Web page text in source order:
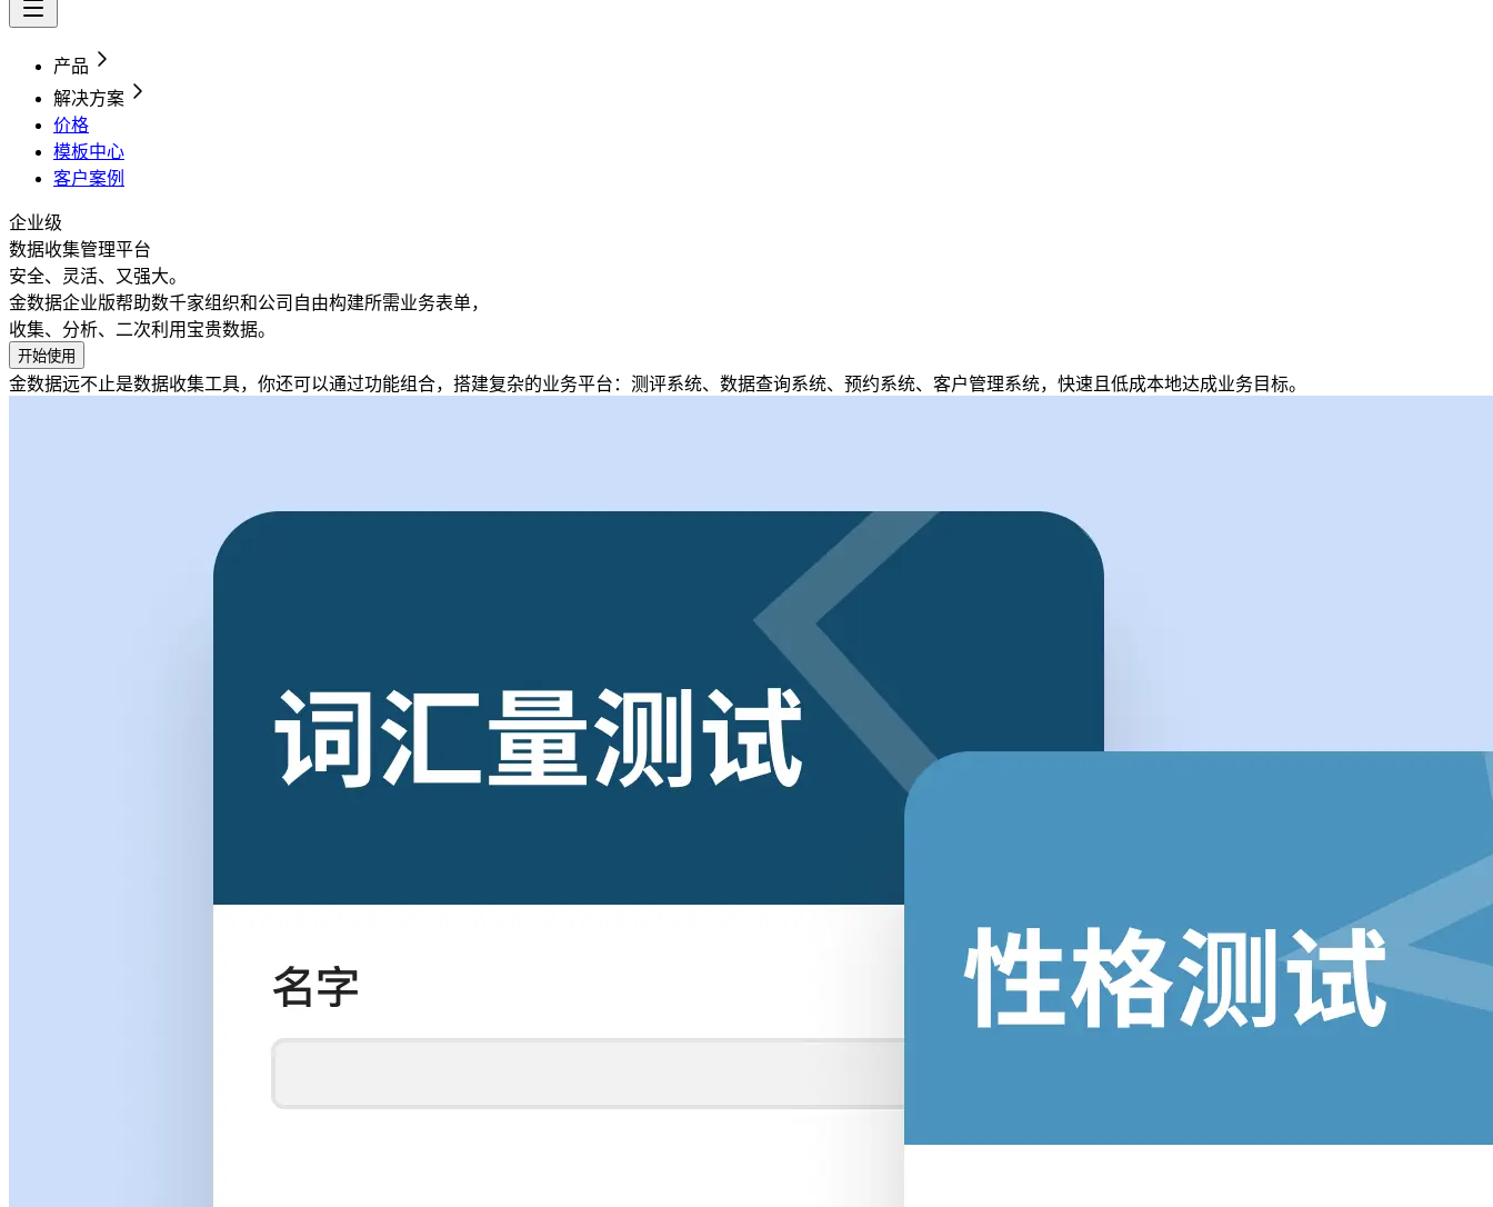
产品
解决方案
价格
模板中心
客户案例
企业级
数据收集管理平台
安全、灵活、又强大。
金数据企业版帮助数千家组织和公司自由构建所需业务表单，
收集、分析、二次利用宝贵数据。
开始使用
金数据远不止是数据收集工具，你还可以通过功能组合，搭建复杂的业务平台： 测评系统、 数据查询系统、 预约系统、 客户管理系统， 快速且低成本地达成业务目标。